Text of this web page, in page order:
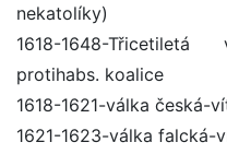
nekatolíky)
1618-1648-Třicetiletá
protihabs. koalice
1618-1621-válka česká-
1621-1623-válka falcká-